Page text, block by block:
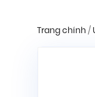
Trang chính /